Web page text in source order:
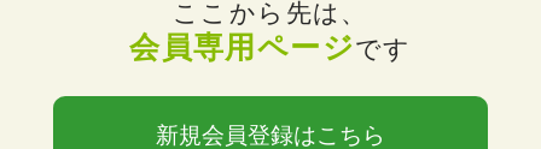
ここから先は、
会員専用ページです
新規会員登録はこちら